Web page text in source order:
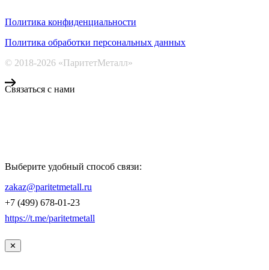
Политика конфиденциальности
Политика обработки персональных данных
© 2018-2026 «ПаритетМеталл»
Связаться с нами
Выберите удобный способ связи:
zakaz@paritetmetall.ru
+7 (499) 678-01-23
https://t.me/paritetmetall
✕